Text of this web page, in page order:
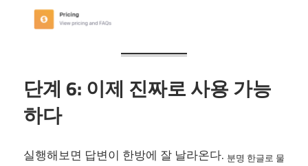
단계 6: 이제 진짜로 사용 가능
하다
실행해보면 답변이 한방에 잘 날라온다. 분명 한글로 물